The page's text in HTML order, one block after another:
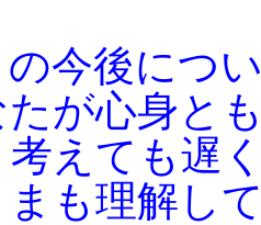
今後につ
が心身と
考えても遅
まも理解し